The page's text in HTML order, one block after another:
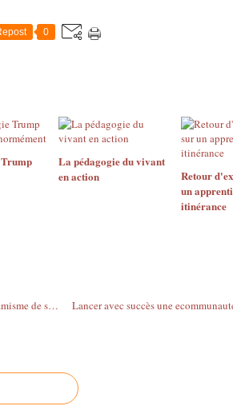
0
La pédagogie du vivant
en action
Retour
un
itinérance
Le coaching se développe grâce au dynamisme de ses écoles